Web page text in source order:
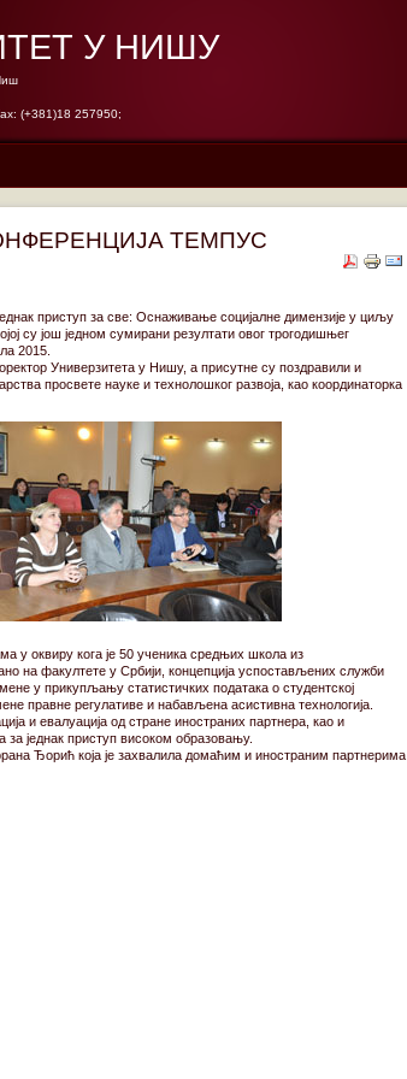
У НИШУ
(+381)18 257950;
ТЕМПУС
приступ за све: Оснаживање социјалне димензије у циљу
су још једном сумирани резултати овог трогодишњег
2015.
Универзитета у Нишу, а присутне су поздравили и
просвете науке и технолошког развоја, као координаторка
у оквиру кога је 50 ученика средњих школа из
на факултете у Србији, концепција успостављених служби
у прикупљању статистичких података о студентској
правне регулативе и набављена асистивна технологија.
и евалуација од стране иностраних партнера, као и
једнак приступ високом образовању.
Ђорић која је захвалила домаћим и иностраним партнерима